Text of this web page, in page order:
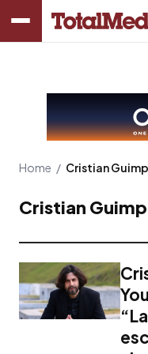
Home / Cristian
Cristian